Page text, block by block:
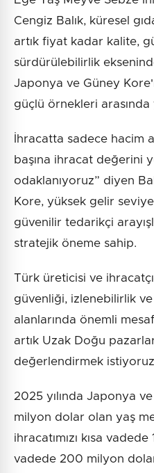
Cengiz Balık, küresel
artık fiyat kadar kalite,
sürdürülebilirlik
Japonya ve Güney
güçlü örnekleri arasında
İhracatta sadece hacim
başına ihracat değerini
odaklanıyoruz” diyen
Kore, yüksek gelir
güvenilir tedarikçi
stratejik öneme sahip.
Türk üreticisi ve
güvenliği, izlenebilirlik
alanlarında önemli
artık Uzak Doğu
değerlendirmek
2025 yılında Japonya
milyon dolar olan yaş
ihracatımızı kısa
vadede 200 milyon